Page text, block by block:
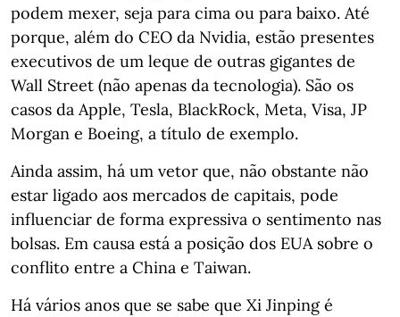
podem mexer, seja para cima ou para baixo. Até
porque, além do CEO da Nvidia, estão presentes
executivos de um leque de outras gigantes de
Wall Street (não apenas da tecnologia). São os
casos da Apple, Tesla, BlackRock, Meta, Visa, JP
Morgan e Boeing, a título de exemplo.
Ainda assim, há um vetor que, não obstante não
estar ligado aos mercados de capitais, pode
influenciar de forma expressiva o sentimento nas
bolsas. Em causa está a posição dos EUA sobre o
conflito entre a China e Taiwan.
Há vários anos que se sabe que Xi Jinping é